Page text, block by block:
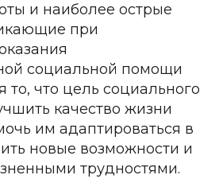
и наиболее острые
при
социальной помощи
что цель социального
качество жизни
им адаптироваться в
новые возможности и
трудностями.